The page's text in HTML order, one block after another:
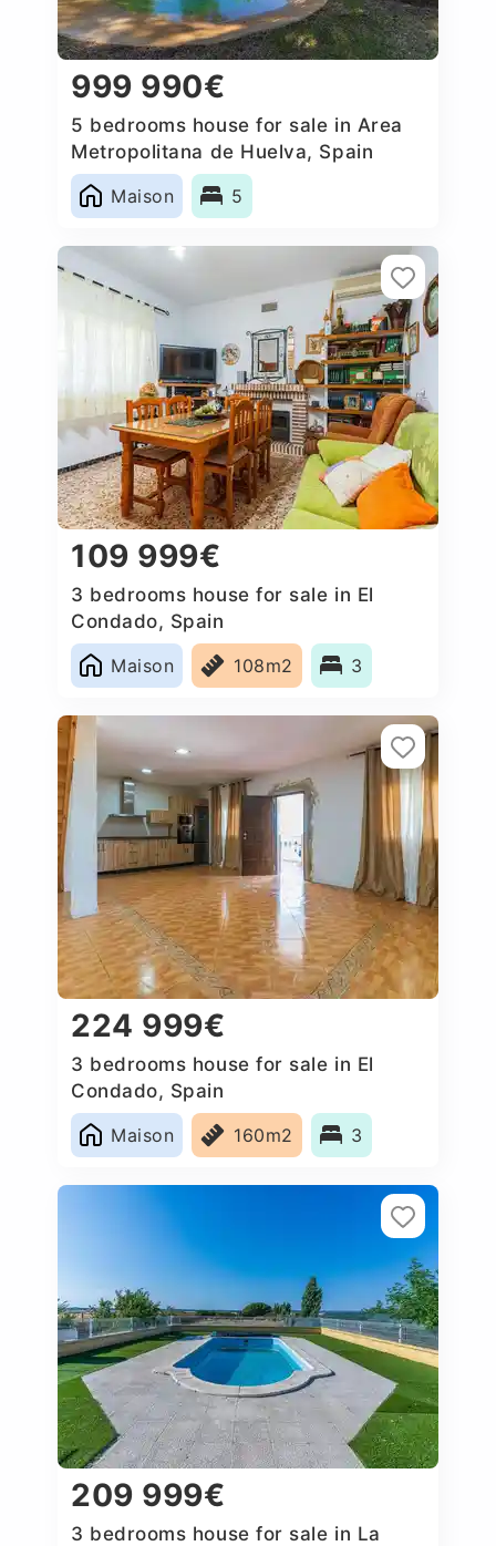
999 990€
5 bedrooms house for sale in Area
Metropolitana de Huelva, Spain
Maison
5
109 999€
3 bedrooms house for sale in El
Condado, Spain
Maison
108m2 3
224 999€
3 bedrooms house for sale in El
Condado, Spain
Maison
160m2 3
209 999€
3 bedrooms house for sale in La